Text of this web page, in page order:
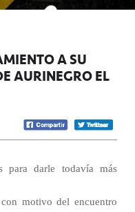
A SU
AURINEGRO EL
para darle todavía más
motivo del encuentro